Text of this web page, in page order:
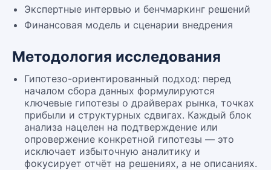
Экспертные интервью и бенчмаркинг решений
Финансовая модель и сценарии внедрения
Методология исследования
Гипотезо-ориентированный подход: перед
началом сбора данных формулируются
ключевые гипотезы о драйверах рынка, точках
прибыли и структурных сдвигах. Каждый блок
анализа нацелен на подтверждение или
опровержение конкретной гипотезы — это
исключает избыточную аналитику и
фокусирует отчёт на решениях, а не описаниях.